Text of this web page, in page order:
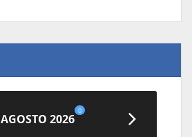
AGOSTO 2026
0